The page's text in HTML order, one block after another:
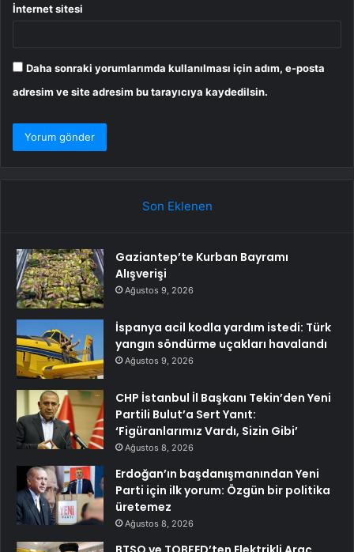
İnternet sitesi
Daha sonraki yorumlarımda kullanılması için adım, e-posta
adresim ve site adresim bu tarayıcıya kaydedilsin.
Son Eklenen
Gaziantep’te Kurban Bayramı
Alışverişi
Ağustos 9, 2026
İspanya acil kodla yardım istedi: Türk
yangın söndürme uçakları havalandı
Ağustos 9, 2026
CHP İstanbul İl Başkanı Tekin’den Yeni
Partili Bulut’a Sert Yanıt:
‘Figüranlarımız Vardı, Sizin Gibi’
Ağustos 8, 2026
Erdoğan’ın başdanışmanından Yeni
Parti için ilk yorum: Özgün bir politika
üretemez
Ağustos 8, 2026